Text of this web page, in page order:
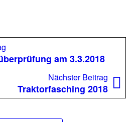
Beitrag:
am 3.3.2018
Nächster Beitrag
Traktorfasching 2018